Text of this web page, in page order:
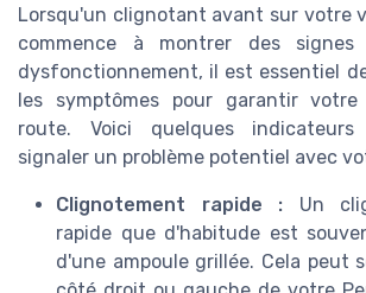
Lorsqu'un clignotant avant sur votre
commence à montrer des
dysfonctionnement, il est essentiel
les symptômes pour garantir
route. Voici quelques
signaler un problème potentiel avec
Clignotement rapide : Un
rapide que d'habitude est
d'une ampoule grillée. Cela peut